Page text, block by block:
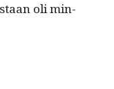
oli min­